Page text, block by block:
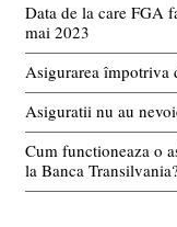
Data de la care FGA
mai 2023
Asigurarea împotriva
Asiguratii nu au
Cum functioneaza o
la Banca